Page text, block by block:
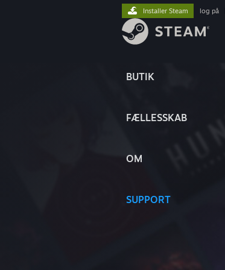
BUTIK
FÆLLESSKAB
OM
SUPPORT
Installer Steam log på